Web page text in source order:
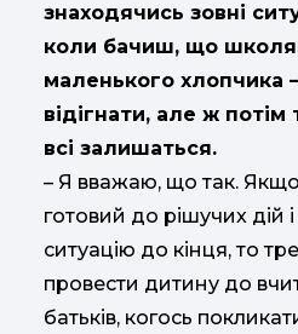
знаходячись зовні
коли бачиш, що
маленького хлопчика
відігнати, але ж
всі залишаться.
– Я вважаю, що так. Якщо
готовий до рішучих дій
ситуацію до кінця, то
провести дитину до
батьків, когось